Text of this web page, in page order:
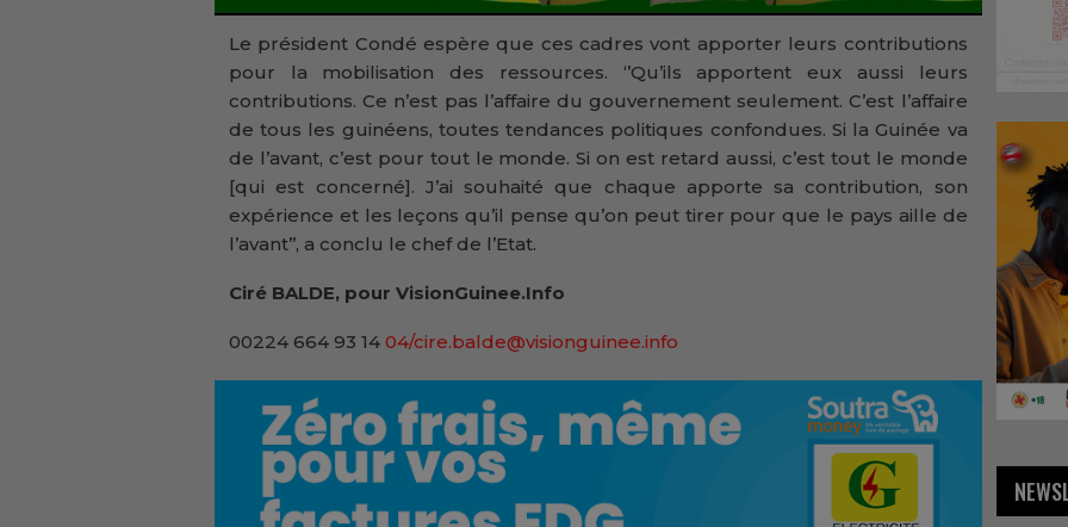
Le président Condé espère que ces cadres vont apporter leurs contributions
pour la mobilisation des ressources. ‘’Qu’ils apportent eux aussi leurs
contributions. Ce n’est pas l’affaire du gouvernement seulement. C’est l’affaire
de tous les guinéens, toutes tendances politiques confondues. Si la Guinée va
de l’avant, c’est pour tout le monde. Si on est retard aussi, c’est tout le monde
[qui est concerné]. J’ai souhaité que chaque apporte sa contribution, son
expérience et les leçons qu’il pense qu’on peut tirer pour que le pays aille de
l’avant’’, a conclu le chef de l’Etat.
Ciré BALDE, pour VisionGuinee.Info
00224 664 93 14 04/cire.balde@visionguinee.info